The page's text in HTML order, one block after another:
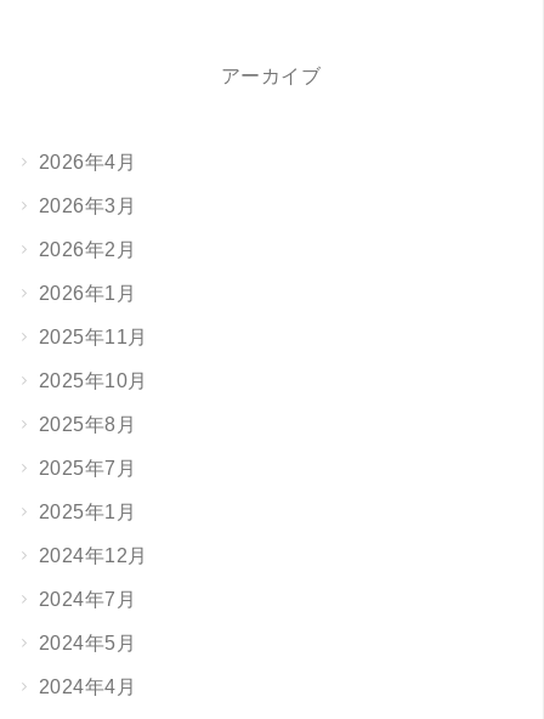
アーカイブ
2026年4月
2026年3月
2026年2月
2026年1月
2025年11月
2025年10月
2025年8月
2025年7月
2025年1月
2024年12月
2024年7月
2024年5月
2024年4月